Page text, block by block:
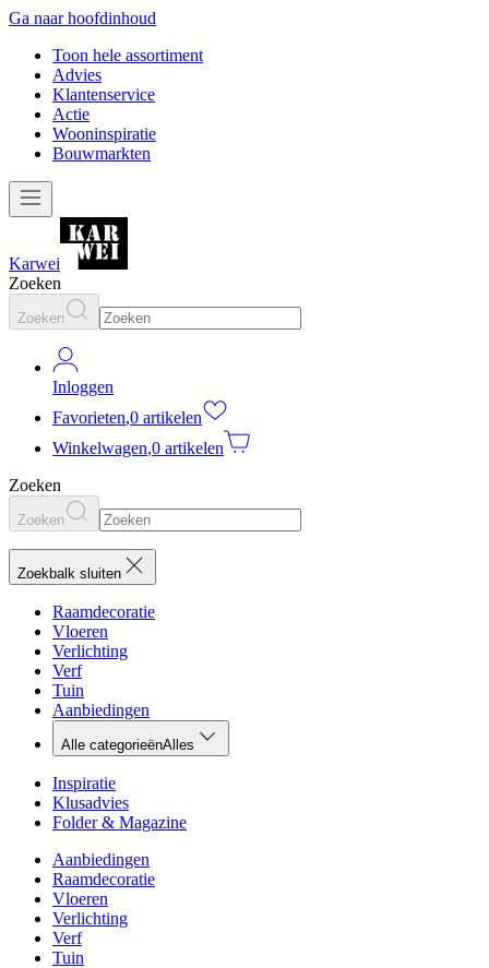
Ga naar hoofdinhoud
Toon hele assortiment
Advies
Klantenservice
Actie
Wooninspiratie
Bouwmarkten
Karwei
Zoeken
Zoeken
Inloggen
Favorieten,0 artikelen
Winkelwagen,0 artikelen
Zoeken
Zoeken
Zoekbalk sluiten
Raamdecoratie
Vloeren
Verlichting
Verf
Tuin
Aanbiedingen
Alle categorieënAlles
Inspiratie
Klusadvies
Folder & Magazine
Aanbiedingen
Raamdecoratie
Vloeren
Verlichting
Verf
Tuin